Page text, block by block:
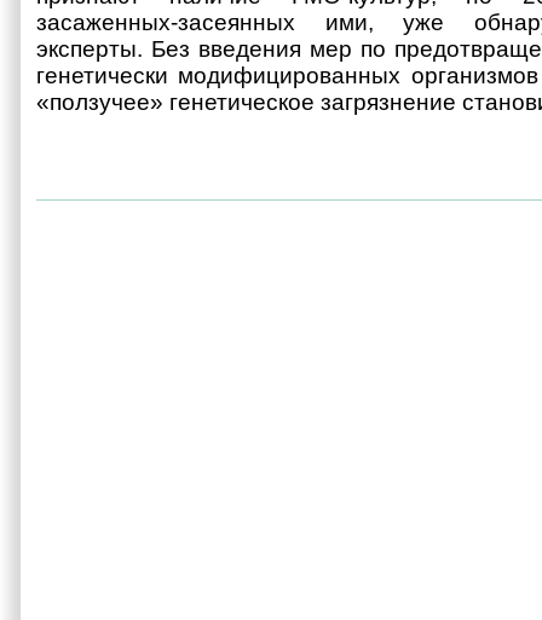
засаженных-засеянных ими, уже
эксперты. Без введения мер по
генетически модифицированных
«ползучее» генетическое загрязнение